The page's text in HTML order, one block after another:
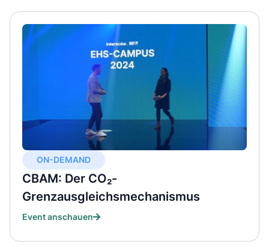
ON-DEMAND
CBAM: Der CO₂-
Grenzausgleichsmechanismus
Event anschauen